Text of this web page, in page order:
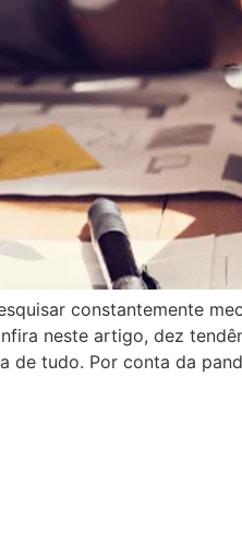
constantemente
neste artigo, dez
de tudo. Por conta da